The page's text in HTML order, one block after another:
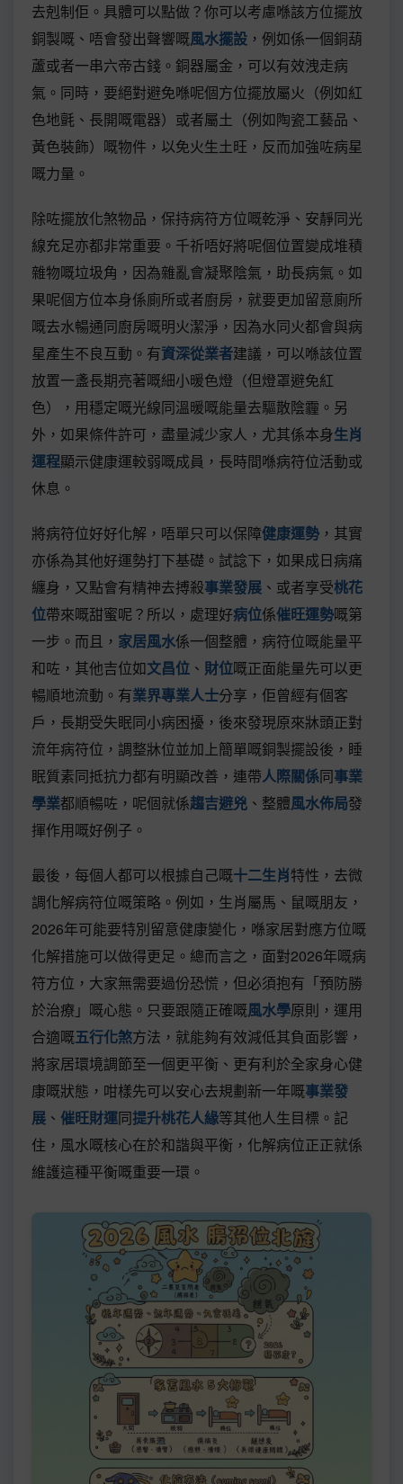
去剋制佢。具體可以點做？你可以考慮喺該方位擺放
銅製嘅、唔會發出聲響嘅風水擺設 ，例如係一個銅葫
蘆或者一串六帝古錢。銅器屬金，可以有效洩走病
氣。同時，要絕對避免喺呢個方位擺放屬火（例如紅
色地氈、長開嘅電器）或者屬土（例如陶瓷工藝品、
黃色裝飾）嘅物件，以免火生土旺，反而加強咗病星
嘅力量。
除咗擺放化煞物品，保持病符方位嘅乾淨、安靜同光
線充足亦都非常重要。千祈唔好將呢個位置變成堆積
雜物嘅垃圾角，因為雜亂會凝聚陰氣，助長病氣。如
果呢個方位本身係廁所或者廚房，就要更加留意廁所
嘅去水暢通同廚房嘅明火潔淨，因為水同火都會與病
星產生不良互動。有資深從業者建議，可以喺該位置
放置一盞長期亮著嘅細小暖色燈（但燈罩避免紅
色），用穩定嘅光線同溫暖嘅能量去驅散陰霾。另
外，如果條件許可，盡量減少家人，尤其係本身生肖
運程顯示健康運較弱嘅成員，長時間喺病符位活動或
休息。
將病符位好好化解，唔單只可以保障健康運勢 ，其實
亦係為其他好運勢打下基礎。試諗下，如果成日病痛
纏身，又點會有精神去搏殺事業發展 、或者享受桃花
位帶來嘅甜蜜呢？所以，處理好病位係催旺運勢嘅第
一步。而且， 家居風水係一個整體，病符位嘅能量平
和咗，其他吉位如文昌位 、 財位嘅正面能量先可以更
暢順地流動。有業界專業人士分享，佢曾經有個客
戶，長期受失眠同小病困擾，後來發現原來牀頭正對
流年病符位，調整牀位並加上簡單嘅銅製擺設後，睡
眠質素同抵抗力都有明顯改善，連帶人際關係同事業
學業都順暢咗，呢個就係趨吉避兇 、整體風水佈局發
揮作用嘅好例子。
最後，每個人都可以根據自己嘅十二生肖特性，去微
調化解病符位嘅策略。例如，生肖屬馬、鼠嘅朋友，
2026年可能要特別留意健康變化，喺家居對應方位嘅
化解措施可以做得更足。總而言之，面對2026年嘅病
符方位，大家無需要過份恐慌，但必須抱有「預防勝
於治療」嘅心態。只要跟隨正確嘅風水學原則，運用
合適嘅五行化煞方法，就能夠有效減低其負面影響，
將家居環境調節至一個更平衡、更有利於全家身心健
康嘅狀態，咁樣先可以安心去規劃新一年嘅事業發
展 、 催旺財運同提升桃花人緣等其他人生目標。記
住，風水嘅核心在於和諧與平衡，化解病位正正就係
維護這種平衡嘅重要一環。